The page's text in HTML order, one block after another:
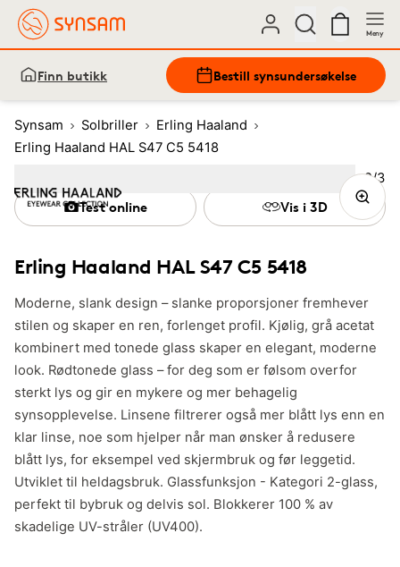
Meny
Finn butikk Bestill synsundersøkelse
Synsam Solbriller
Erling Haaland
Erling Haaland HAL S47 C5 5418
Erling Haaland HAL S47 C5 5418
Moderne, slank design – slanke proporsjoner fremhever
stilen og skaper en ren, forlenget profil. Kjølig, grå acetat
kombinert med tonede glass skaper en elegant, moderne
look. Rødtonede glass – for deg som er følsom overfor
sterkt lys og gir en mykere og mer behagelig
synsopplevelse. Linsene filtrerer også mer blått lys enn en
klar linse, noe som hjelper når man ønsker å redusere
blått lys, for eksempel ved skjermbruk og før leggetid.
Utviklet til heldagsbruk. Glassfunksjon - Kategori 2-glass,
perfekt til bybruk og delvis sol. Blokkerer 100 % av
skadelige UV-stråler (UV400).
Test online Vis i 3D
Bilde
2/3
Image1 3